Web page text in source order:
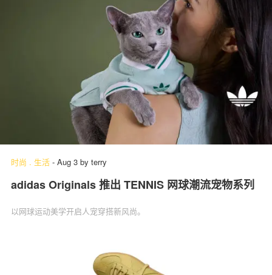
时尚 . 生活 - Aug 3 by terry
adidas Originals 推出 TENNIS 网球潮流宠物系列
以网球运动美学开启人宠穿搭新风尚。